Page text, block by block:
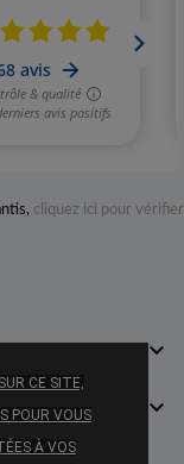
cliquez ici pour vérifier


CE SITE,
POUR VOUS
À VOS